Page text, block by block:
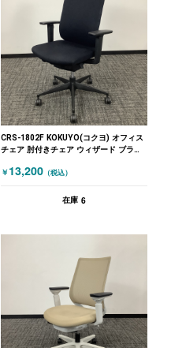
CRS-1802F KOKUYO(コクヨ) オフィス
チェア 肘付きチェア ウィザード ブラッ
￥ 13,200 （税込）
在庫 6